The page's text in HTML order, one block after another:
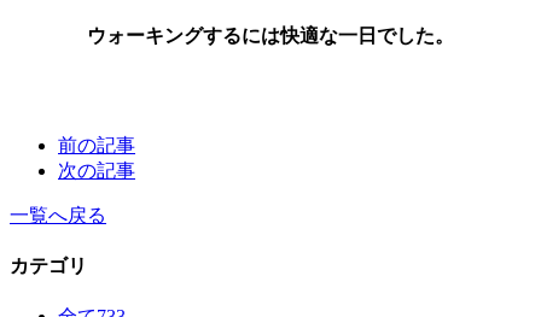
ウォーキングするには快適な一日でした。
前の記事
次の記事
一覧へ戻る
カテゴリ